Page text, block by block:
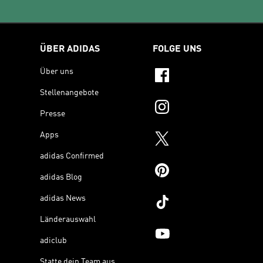
ÜBER ADIDAS
Über uns
Stellenangebote
Presse
Apps
adidas Confirmed
adidas Blog
adidas News
Länderauswahl
adiclub
FOLGE UNS